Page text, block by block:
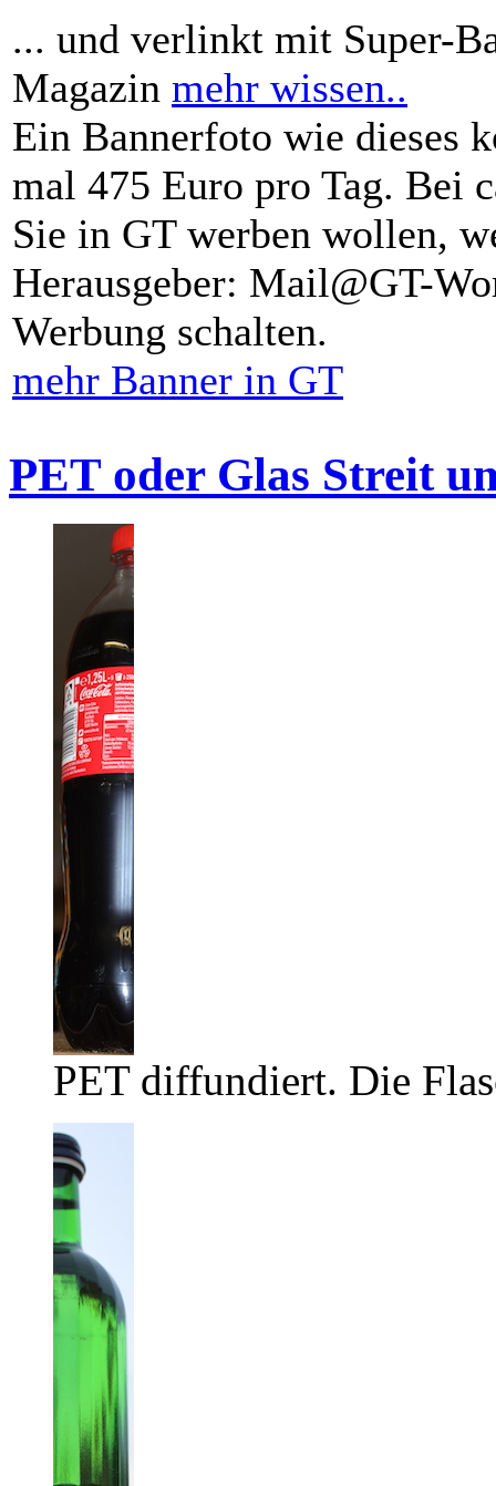
... und verlinkt mit Super-
Magazin mehr wissen..
Ein Bannerfoto wie dieses
mal 475 Euro pro Tag. Bei
Sie in GT werben wollen,
Herausgeber: Mail@GT-
Werbung schalten.
mehr Banner in GT
PET oder Glas Streit
PET diffundiert. Die